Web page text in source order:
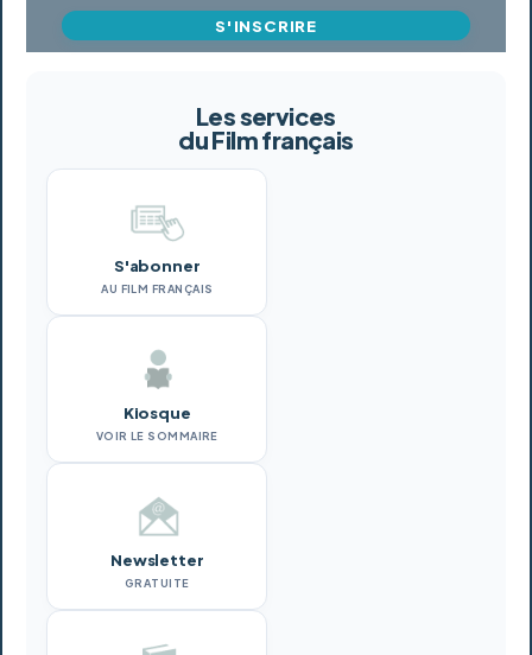
S'INSCRIRE
Les services
du Film français
S'abonner
AU FILM FRANÇAIS
Kiosque
VOIR LE SOMMAIRE
Newsletter
GRATUITE